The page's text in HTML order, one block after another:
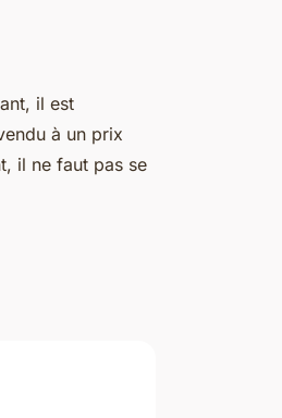
il est
à un prix
il ne faut pas se